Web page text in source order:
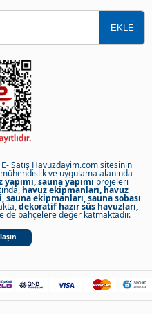
Satış Havuzdayim.com sitesinin
ve uygulama alanında
yapımı, sauna yapımı projeleri
havuz ekipmanları, havuz
ekipmanları, sauna sobası
dekoratif hazır süs havuzları,
de bahçelere değer katmaktadır.